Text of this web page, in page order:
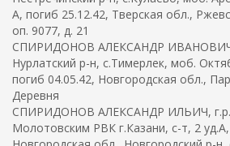
А, погиб 25.12.42, Тверская обл.,
оп. 9077, д. 21
СПИРИДОНОВ АЛЕКСАНДР ИВАНОВИЧ,
Нурлатский р-н, с.Тимерлек, моб.
погиб 04.05.42, Новгородская обл.,
Деревня
СПИРИДОНОВ АЛЕКСАНДР ИЛЬИЧ, г.р.
Молотовским РВК г.Казани, с-т, 2